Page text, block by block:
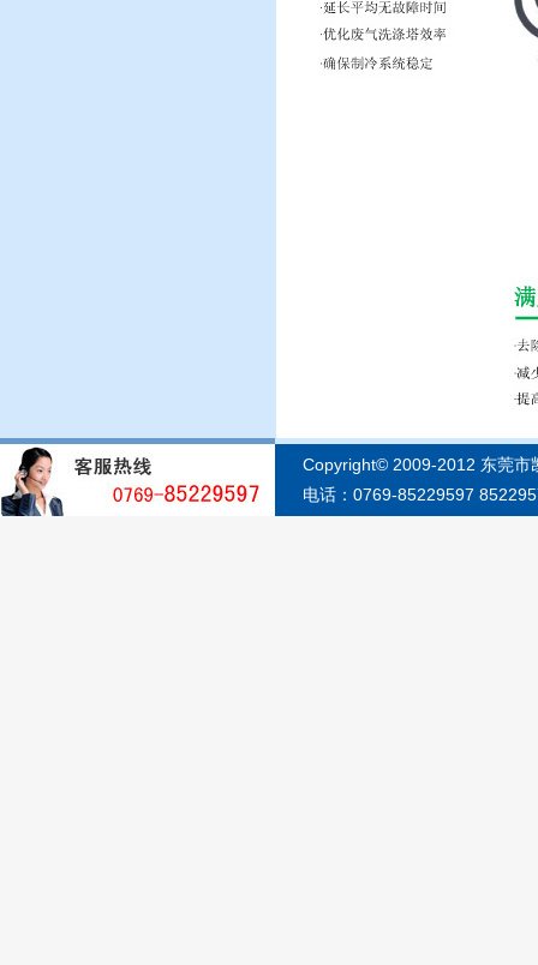
Copyright© 2009-2012 东莞市
电话：0769-85229597